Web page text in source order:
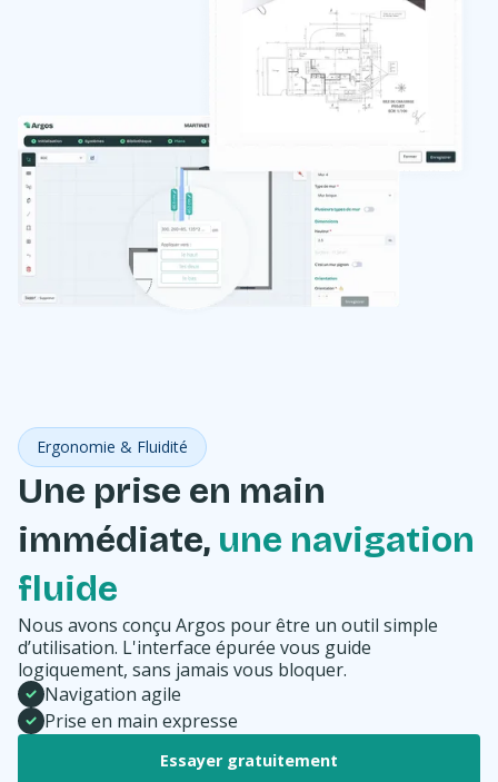
Ergonomie & Fluidité
Une prise en main
immédiate, une navigation
fluide
Nous avons conçu Argos pour être un outil simple
d’utilisation. L'interface épurée vous guide
logiquement, sans jamais vous bloquer.
Navigation agile
Prise en main expresse
Essayer gratuitement